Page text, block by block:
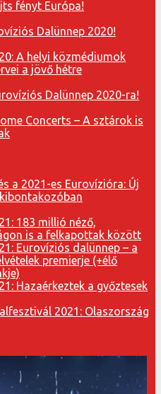
fényt Európa!
Dalünnep 2020!
A helyi közmédiumok
a jövő hétre
Dalünnep 2020-ra!
Concerts – A sztárok is
a 2021-es Eurovízióra: Új
183 millió néző,
is a felkapottak között
Eurovíziós dalünnep – a
premierje (+élő
Hazaérkeztek a győztesek
2021: Olaszország